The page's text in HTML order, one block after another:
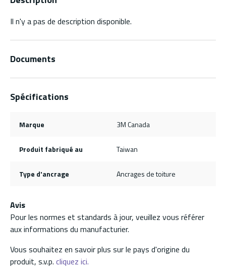
Il n'y a pas de description disponible.
Documents
Spécifications
Marque 3M Canada
Produit fabriqué au Taiwan
Type d'ancrage Ancrages de toiture
Avis
Pour les normes et standards à jour, veuillez vous référer
aux informations du manufacturier.
Vous souhaitez en savoir plus sur le pays d'origine du
produit, s.v.p. cliquez ici.